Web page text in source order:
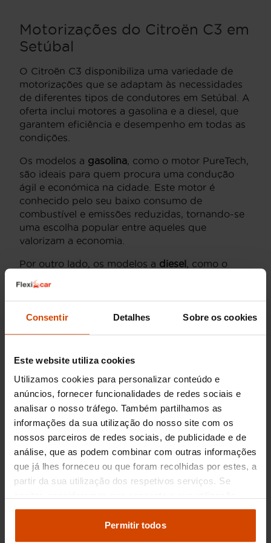
Consentir Detalhes Sobre os cookies
Este website utiliza cookies
Utilizamos cookies para personalizar conteúdo e
anúncios, fornecer funcionalidades de redes sociais e
analisar o nosso tráfego. Também partilhamos as
informações da sua utilização do nosso site com os
nossos parceiros de redes sociais, de publicidade e de
análise, que as podem combinar com outras informações
que já lhes forneceu ou que foram recolhidas por estes, a
partir da sua utilização dos respetivos serviços. Se
Pode modificar as suas opções de consentimento e
definições de cookies
definições e saber mais na nossa
Permitir todos
Motorizações do Citroën C3 em
Setúbal
O Citroën C3 disponibiliza uma variedade de
motorizações que se adaptam às necessidades
de diferentes tipos de condutores em Setúbal. A
oferta inclui motores a gasolina e a diesel, que
garantem eficiência e desempenho em todas as
condições.
Os modelos a gasolina, como o motor PureTech,
são ideais para quem procura uma condução
ágil e económica na cidade. Este motor é
conhecido pelo seu baixo consumo de
combustível e emissões reduzidas, tornando-se
uma escolha popular entre aqueles que
valorizam a economia.
Por outro lado, os modelos a diesel, como o
BlueHDi, oferecem uma experiência de
condução robusta e poderosa, perfeita para
viagens mais longas ou para quem necessita de
mais força de tração. Estas motorizações são
prazo.
A Flexicar em Setúbal oferece uma seleção de
Citroën C3 usados, inspecionados
rigorosamente e prontos para proporcionar uma
experiência de condução confiável e segura.
Aproveite a oportunidade de descobrir as
diversas configurações e motorizações
disponíveis para encontrar o Citroën C3 que
melhor atenda às suas preferências.
Preço dos Citroën C3
usados em Setúbal